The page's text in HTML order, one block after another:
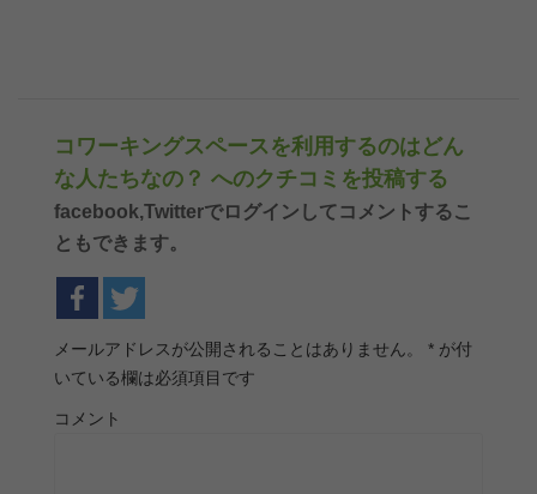
コワーキングスペースを利用するのはどん
な人たちなの？ へのクチコミを投稿する
facebook,Twitterでログインしてコメントするこ
ともできます。
メールアドレスが公開されることはありません。 * が付
いている欄は必須項目です
コメント